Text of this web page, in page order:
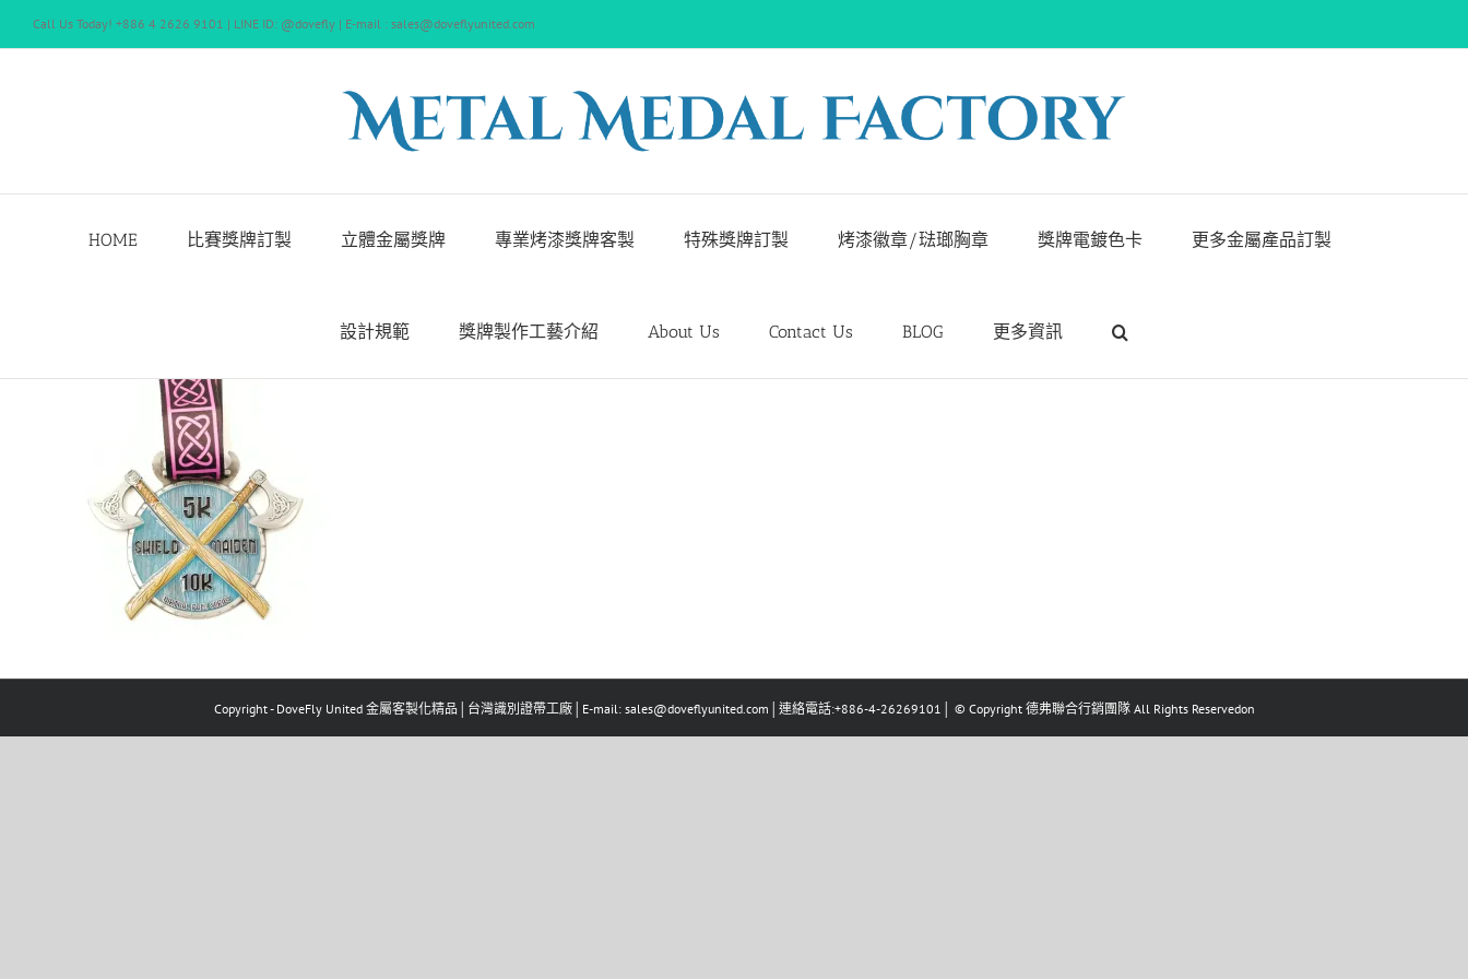
content
Call Us Today! +886 4 2626 9101 | LINE ID: @dovefly | E-mail : sales@doveflyunited.com
HOME 比賽獎牌訂製 立體金屬獎牌 專業烤漆獎牌客製 特殊獎牌訂製 烤漆徽章/琺瑯胸章 獎牌電鍍色卡 更多金屬產品訂製
設計規範 獎牌製作工藝介紹 About Us Contact Us BLOG 更多資訊
Copyright - DoveFly United 金屬客製化精品│台灣識別證帶工廠│E-mail: sales@doveflyunited.com│連絡電話:+886-4-26269101│ © Copyright 德弗聯合行銷團隊 All Rights Reservedon